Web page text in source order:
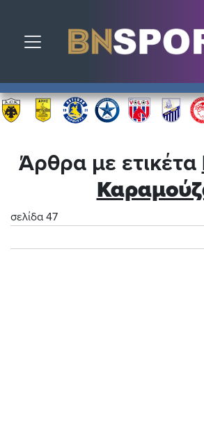
Toggle navigation
Άρθρα με ετικέτα
σελίδα 47